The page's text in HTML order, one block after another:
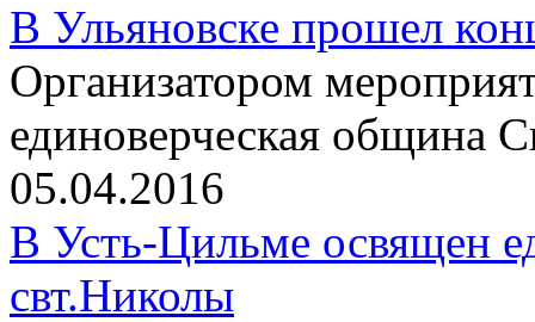
В Ульяновске прошел
Организатором
единоверческая община
05.04.2016
В Усть-Цильме освящен
свт.Николы